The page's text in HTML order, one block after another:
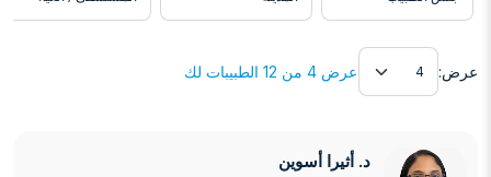
عرض:
عرض
عرض 4 من 12 الطبيبات لك
د. أثيرا أسوين
د. أثيرا أسوين